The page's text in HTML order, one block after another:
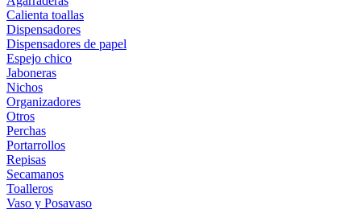
Calienta toallas
Dispensadores
Dispensadores de papel
Espejo chico
Jaboneras
Nichos
Organizadores
Otros
Perchas
Portarrollos
Repisas
Secamanos
Toalleros
Vaso y Posavaso